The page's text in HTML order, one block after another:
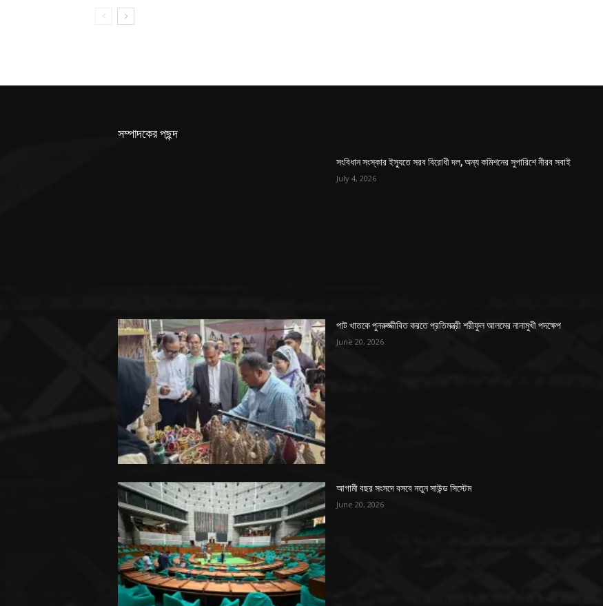
সম্পাদকের পছন্দ
সংবিধান সংস্কার ইস্যুতে সরব বিরোধী দল, অন্য কমিশনের সুপারিশে নীরব সবাই
July 4, 2026
পাট খাতকে পুনরুজ্জীবিত করতে প্রতিমন্ত্রী শরীফুল আলমের নানামুখী পদক্ষেপ
June 20, 2026
আগামী বছর সংসদে বসবে নতুন সাউন্ড সিস্টেম
June 20, 2026